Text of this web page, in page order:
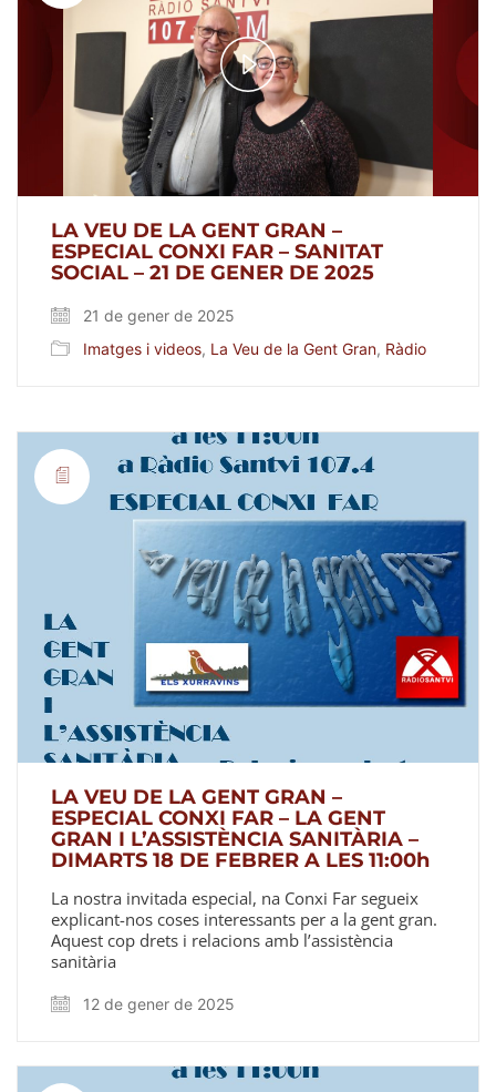
Play
Video
LA VEU DE LA GENT GRAN –
ESPECIAL CONXI FAR – SANITAT
SOCIAL – 21 DE GENER DE 2025
21 de gener de 2025
Imatges i videos, La Veu de la Gent Gran, Ràdio
LA VEU DE LA GENT GRAN –
ESPECIAL CONXI FAR – LA GENT
GRAN I L’ASSISTÈNCIA SANITÀRIA –
DIMARTS 18 DE FEBRER A LES 11:00h
La nostra invitada especial, na Conxi Far segueix
explicant-nos coses interessants per a la gent gran.
Aquest cop drets i relacions amb l’assistència
sanitària
12 de gener de 2025